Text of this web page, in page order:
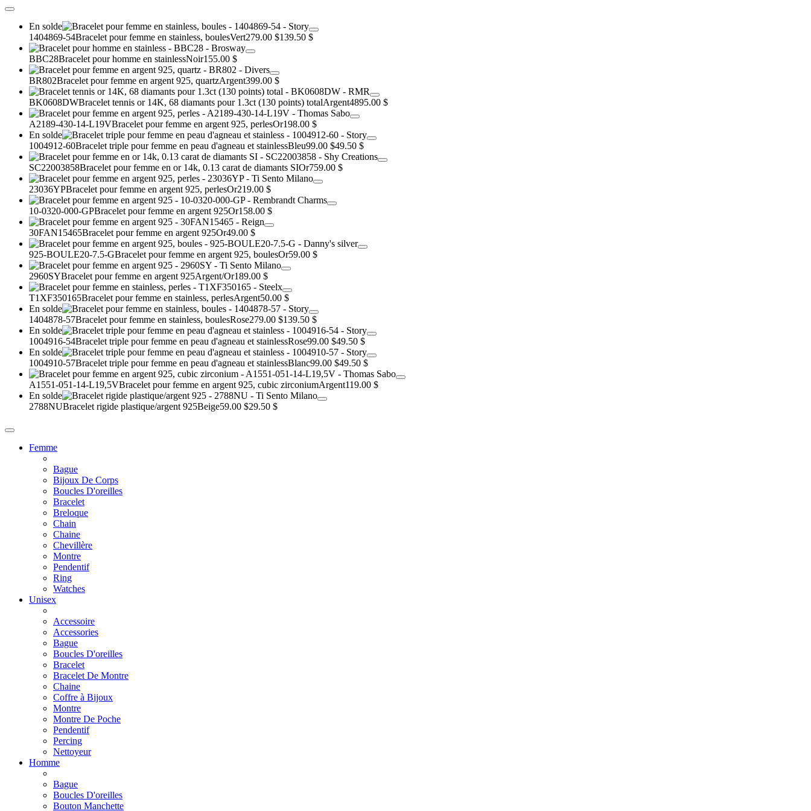
En solde
1404869-54Bracelet pour femme en stainless, boulesVert279.00 $139.50 $
BBC28Bracelet pour homme en stainlessNoir155.00 $
BR802Bracelet pour femme en argent 925, quartzArgent399.00 $
BK0608DWBracelet tennis or 14K, 68 diamants pour 1.3ct (130 points) totalArgent4895.00 $
A2189-430-14-L19VBracelet pour femme en argent 925, perlesOr198.00 $
En solde
1004912-60Bracelet triple pour femme en peau d'agneau et stainlessBleu99.00 $49.50 $
SC22003858Bracelet pour femme en or 14k, 0.13 carat de diamants SIOr759.00 $
23036YPBracelet pour femme en argent 925, perlesOr219.00 $
10-0320-000-GPBracelet pour femme en argent 925Or158.00 $
30FAN15465Bracelet pour femme en argent 925Or49.00 $
925-BOULE20-7.5-GBracelet pour femme en argent 925, boulesOr59.00 $
2960SYBracelet pour femme en argent 925Argent/Or189.00 $
T1XF350165Bracelet pour femme en stainless, perlesArgent50.00 $
En solde
1404878-57Bracelet pour femme en stainless, boulesRose279.00 $139.50 $
En solde
1004916-54Bracelet triple pour femme en peau d'agneau et stainlessRose99.00 $49.50 $
En solde
1004910-57Bracelet triple pour femme en peau d'agneau et stainlessBlanc99.00 $49.50 $
A1551-051-14-L19,5VBracelet pour femme en argent 925, cubic zirconiumArgent119.00 $
En solde
2788NUBracelet rigide plastique/argent 925Beige59.00 $29.50 $
Femme
Bague
Bijoux De Corps
Boucles D'oreilles
Bracelet
Breloque
Chain
Chaine
Chevillère
Montre
Pendentif
Ring
Watches
Unisex
Accessoire
Accessories
Bague
Boucles D'oreilles
Bracelet
Bracelet De Montre
Chaine
Coffre à Bijoux
Montre
Montre De Poche
Pendentif
Percing
Nettoyeur
Homme
Bague
Boucles D'oreilles
Bouton Manchette